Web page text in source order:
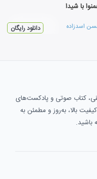
با شيدا
اسدزاده دانلود رایگان
کتاب صوتی و پادکست‌های
بالا، به‌روز و مطمئن به
باشید.